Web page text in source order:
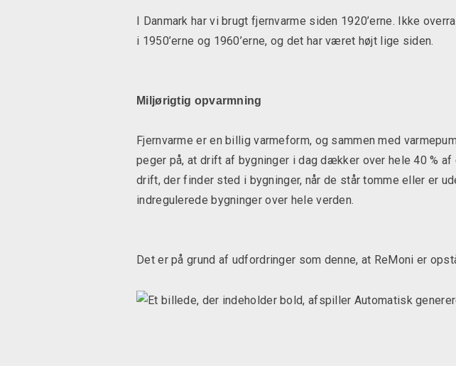
I Danmark har vi brugt fjernvarme siden 1920’erne. Ikke
i 1950’erne og 1960’erne, og det har været højt lige siden.
Miljørigtig opvarmning
Fjernvarme er en billig varmeform, og sammen med
peger på, at drift af bygninger i dag dækker over hele 40 %
drift, der finder sted i bygninger, når de står tomme eller er
indregulerede bygninger over hele verden.
Det er på grund af udfordringer som denne, at ReMoni er